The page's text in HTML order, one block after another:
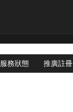
服務狀態 推廣註冊